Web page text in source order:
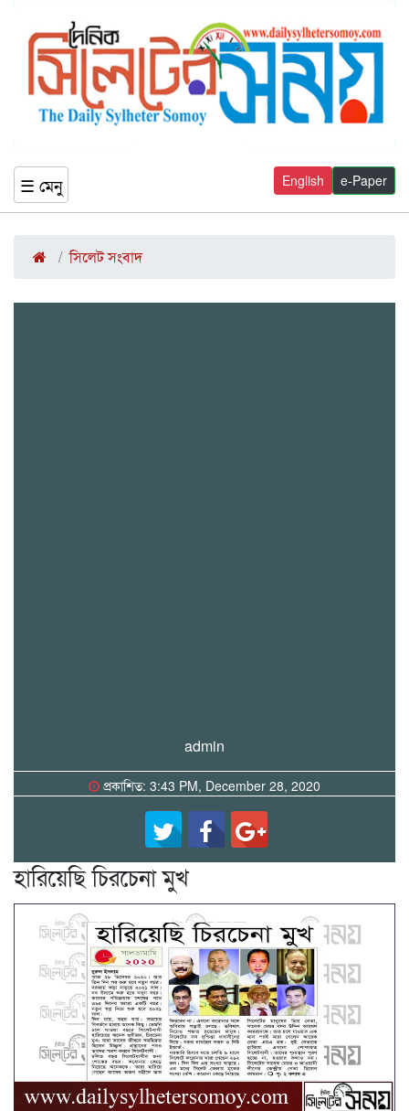
☰ মেনু e-Paper
English
সিলেট সংবাদ
admin
প্রকাশিত: 3:43 PM, December 28, 2020
হারিয়েছি চিরচেনা মুখ